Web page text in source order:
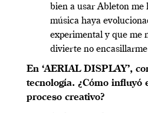
bien a usar Ableton me
música haya
experimental y que me
divierte no
En ‘AERIAL DISPLAY’,
tecnología. ¿Cómo influyó
proceso creativo?